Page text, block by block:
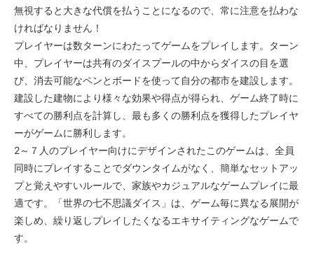
無視すると大きな代償を払うことになるので、常に注意を払わな
ければなりません！
プレイヤーは数ターンにわたってゲームをプレイします。ターン
中、プレイヤーは共有のダイスプールの中からダイスの目を選
び、消去可能なペンとボードを使って自分の都市を建設します。
建設した建物により様々な効果や得点が得られ、ゲーム終了時に
すべての勝利点を計算し、最も多くの勝利点を獲得したプレイヤ
ーがゲームに勝利します。
2～７人のプレイヤー向けにデザインされたこのゲームは、全員
同時にプレイすることでダウンタイムがなく、簡単なセットアッ
プと覚えやすいルールで、家族やカジュアルなゲームプレイに最
適です。「世界の七不思議ダイス」は、ゲーム毎に異なる展開が
楽しめ、繰り返しプレイしたくなるエキサイティングなゲームで
す。